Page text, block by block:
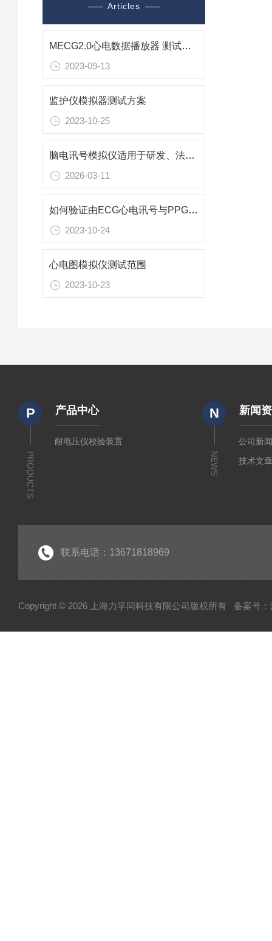
Articles
MECG2.0心电数据播放器 测试方法
2023-09-13
监护仪模拟器测试方案
2023-10-25
脑电讯号模拟仪适用于研发、法规符合性及产线测试
2026-03-11
如何验证由ECG心电讯号与PPG光体积讯号所取得的呼吸频率
2023-10-24
心电图模拟仪测试范围
2023-10-23
P
PRODUCTS
产品中心
耐电压仪校验装置
N
NEWS
新闻
公司新
技术文
联系电话：13671818969
Copyright © 2026 上海力孚同科技有限公司版权所有 备案号：